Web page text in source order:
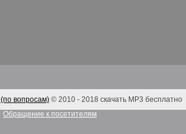
(по вопросам) © 2010 - 2018 скачать MP3 бесплатно
Обращение к посетителям